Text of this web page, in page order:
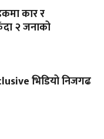
कार र
२ जनाको
भिडियो निजगढ